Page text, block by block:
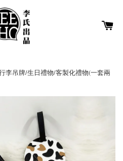
李吊牌/生日禮物/客製化禮物(一套兩